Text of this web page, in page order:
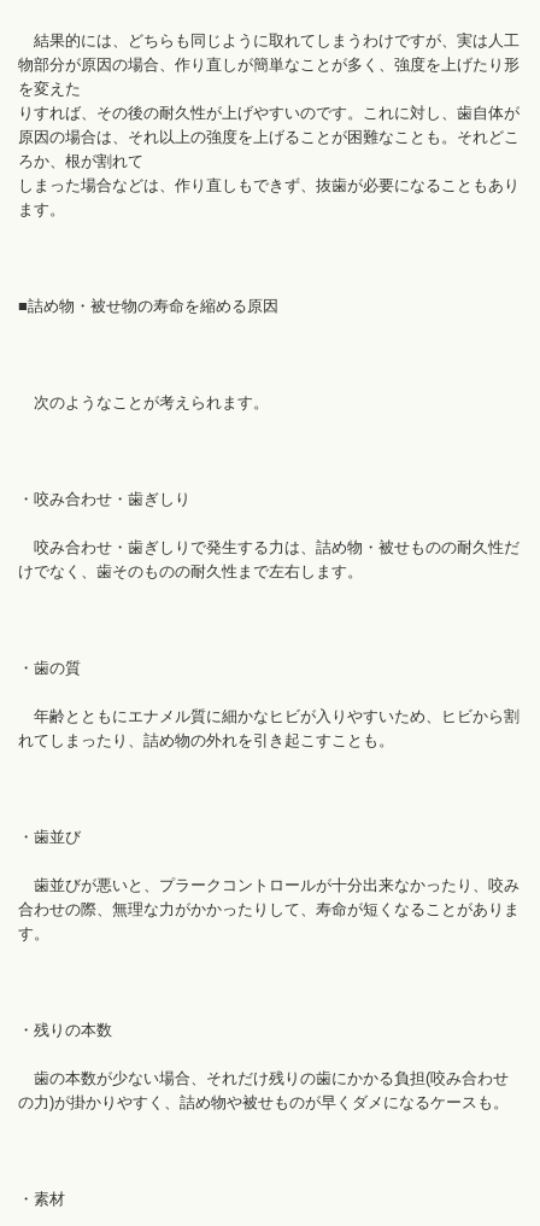
結果的には、どちらも同じように取れてしまうわけですが、実は人工
物部分が原因の場合、作り直しが簡単なことが多く、強度を上げたり形
を変えた
りすれば、その後の耐久性が上げやすいのです。これに対し、歯自体が
原因の場合は、それ以上の強度を上げることが困難なことも。それどこ
ろか、根が割れて
しまった場合などは、作り直しもできず、抜歯が必要になることもあり
ます。
■詰め物・被せ物の寿命を縮める原因
次のようなことが考えられます。
・咬み合わせ・歯ぎしり
咬み合わせ・歯ぎしりで発生する力は、詰め物・被せものの耐久性だ
けでなく、歯そのものの耐久性まで左右します。
・歯の質
年齢とともにエナメル質に細かなヒビが入りやすいため、ヒビから割
れてしまったり、詰め物の外れを引き起こすことも。
・歯並び
歯並びが悪いと、プラークコントロールが十分出来なかったり、咬み
合わせの際、無理な力がかかったりして、寿命が短くなることがありま
す。
・残りの本数
歯の本数が少ない場合、それだけ残りの歯にかかる負担(咬み合わせ
の力)が掛かりやすく、詰め物や被せものが早くダメになるケースも。
・素材